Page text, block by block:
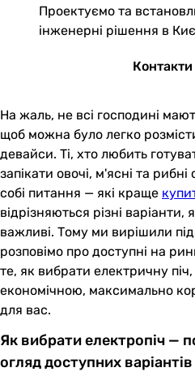
Проектуємо та
інженерні рішення в
На жаль, не всі господині
щоб можна було легко
девайси. Ті, хто любить
запікати овочі, м'ясні та
собі питання — які краще
відрізняються різні варіанти,
важливі. Тому ми вирішили
розповімо про доступні на
те, як вибрати електричну
економічною, максимально
для вас.
Як вибрати електропіч —
огляд доступних варіантів